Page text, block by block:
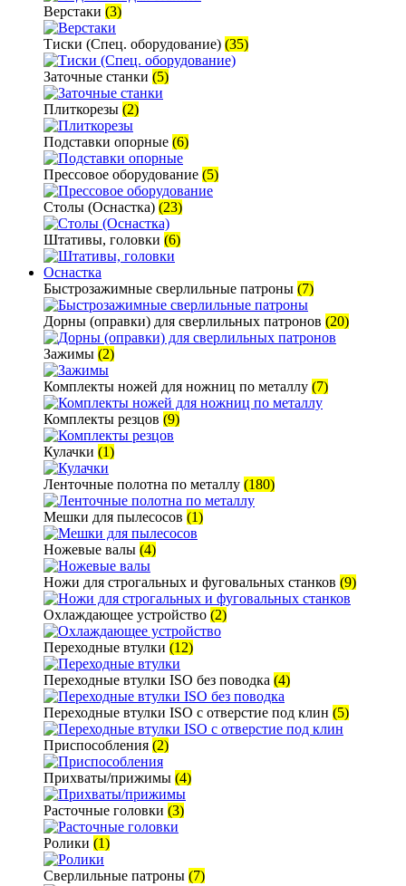
Верстаки (3)
Тиски (Спец. оборудование) (35)
Заточные станки (5)
Плиткорезы (2)
Подставки опорные (6)
Прессовое оборудование (5)
Столы (Оснастка) (23)
Штативы, головки (6)
Оснастка
Быстрозажимные сверлильные патроны (7)
Дорны (оправки) для сверлильных патронов (20)
Зажимы (2)
Комплекты ножей для ножниц по металлу (7)
Комплекты резцов (9)
Кулачки (1)
Ленточные полотна по металлу (180)
Мешки для пылесосов (1)
Ножевые валы (4)
Ножи для строгальных и фуговальных станков (9)
Охлаждающее устройство (2)
Переходные втулки (12)
Переходные втулки ISO без поводка (4)
Переходные втулки ISO с отверстие под клин (5)
Приспособления (2)
Прихваты/прижимы (4)
Расточные головки (3)
Ролики (1)
Сверлильные патроны (7)